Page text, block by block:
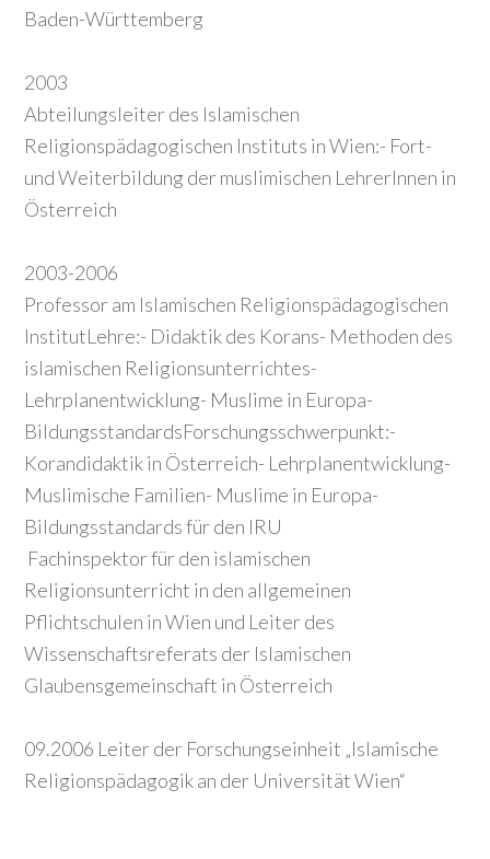
Baden-Württemberg
2003
Abteilungsleiter des Islamischen
Religionspädagogischen Instituts in Wien:- Fort-
und Weiterbildung der muslimischen LehrerInnen in
Österreich
2003-2006
Professor am Islamischen Religionspädagogischen
InstitutLehre:- Didaktik des Korans- Methoden des
islamischen Religionsunterrichtes-
Lehrplanentwicklung- Muslime in Europa-
BildungsstandardsForschungsschwerpunkt:-
Korandidaktik in Österreich- Lehrplanentwicklung-
Muslimische Familien- Muslime in Europa-
Bildungsstandards für den IRU
Fachinspektor für den islamischen
Religionsunterricht in den allgemeinen
Pflichtschulen in Wien und Leiter des
Wissenschaftsreferats der Islamischen
Glaubensgemeinschaft in Österreich
09.2006 Leiter der Forschungseinheit „Islamische
Religionspädagogik an der Universität Wien“